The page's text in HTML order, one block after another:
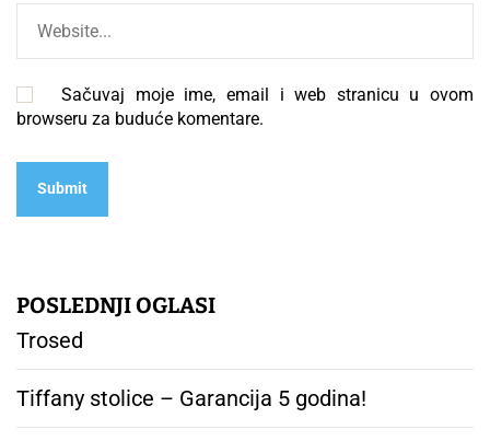
Sačuvaj moje ime, email i web stranicu u ovom
browseru za buduće komentare.
POSLEDNJI OGLASI
Trosed
Tiffany stolice – Garancija 5 godina!